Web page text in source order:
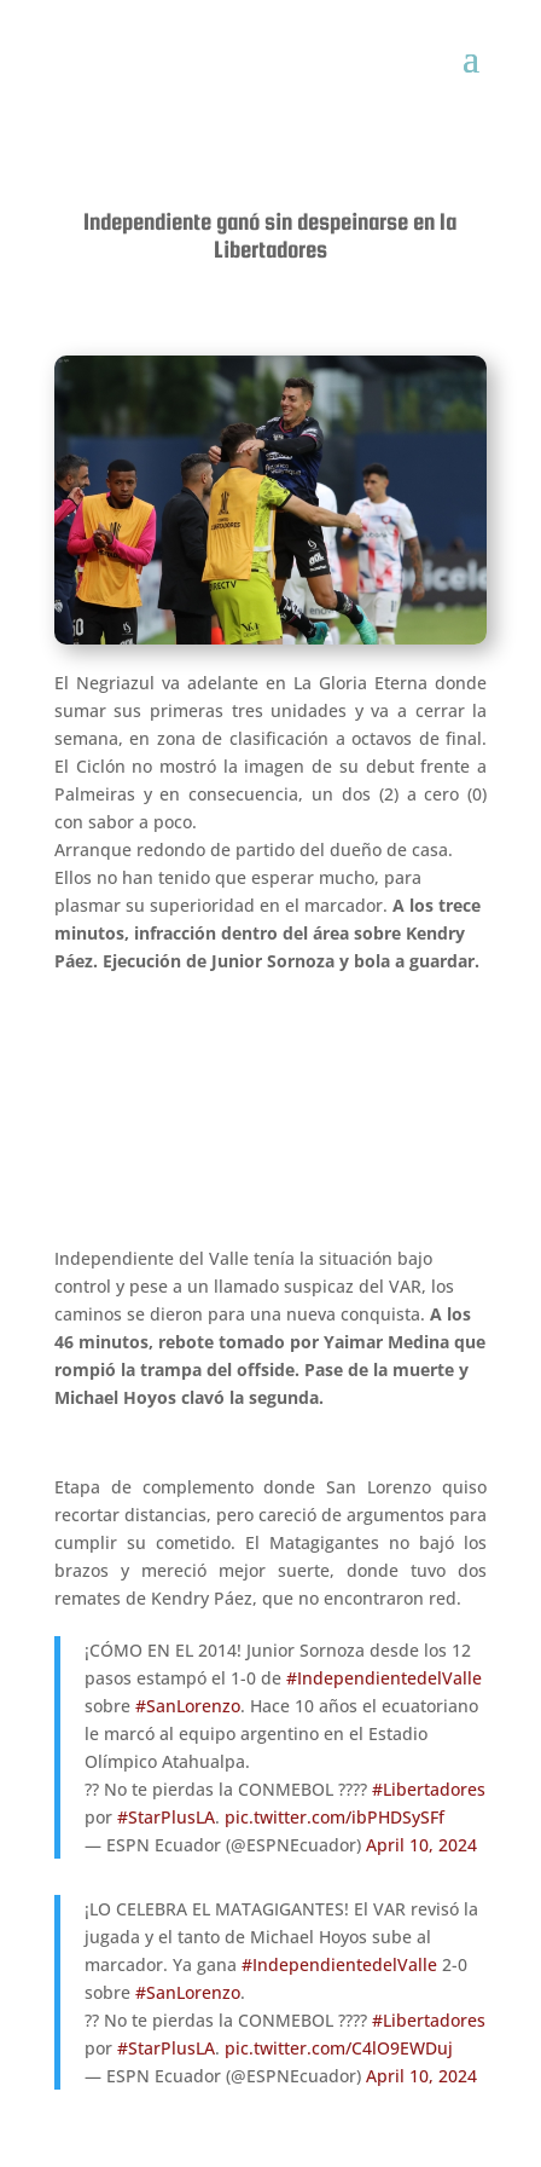
Independiente ganó sin despeinarse en la
Libertadores
El Negriazul va adelante en La Gloria Eterna donde
sumar sus primeras tres unidades y va a cerrar la
semana, en zona de clasificación a octavos de final.
El Ciclón no mostró la imagen de su debut frente a
Palmeiras y en consecuencia, un dos (2) a cero (0)
con sabor a poco.
Arranque redondo de partido del dueño de casa.
Ellos no han tenido que esperar mucho, para
plasmar su superioridad en el marcador. A los trece
minutos, infracción dentro del área sobre Kendry
Páez. Ejecución de Junior Sornoza y bola a guardar.
Independiente del Valle tenía la situación bajo
control y pese a un llamado suspicaz del VAR, los
caminos se dieron para una nueva conquista. A los
46 minutos, rebote tomado por Yaimar Medina que
rompió la trampa del offside. Pase de la muerte y
Michael Hoyos clavó la segunda.
Etapa de complemento donde San Lorenzo quiso
recortar distancias, pero careció de argumentos para
cumplir su cometido. El Matagigantes no bajó los
brazos y mereció mejor suerte, donde tuvo dos
remates de Kendry Páez, que no encontraron red.
¡CÓMO EN EL 2014! Junior Sornoza desde los 12
pasos estampó el 1-0 de #IndependientedelValle
sobre #SanLorenzo. Hace 10 años el ecuatoriano
le marcó al equipo argentino en el Estadio
Olímpico Atahualpa.
?? No te pierdas la CONMEBOL ???? #Libertadores
por #StarPlusLA. pic.twitter.com/ibPHDSySFf
— ESPN Ecuador (@ESPNEcuador) April 10, 2024
¡LO CELEBRA EL MATAGIGANTES! El VAR revisó la
jugada y el tanto de Michael Hoyos sube al
marcador. Ya gana #IndependientedelValle2-0
sobre #SanLorenzo.
?? No te pierdas la CONMEBOL ???? #Libertadores
por #StarPlusLA. pic.twitter.com/C4lO9EWDuj
— ESPN Ecuador (@ESPNEcuador) April 10, 2024